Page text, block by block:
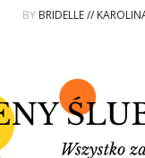
BY BRIDELLE //